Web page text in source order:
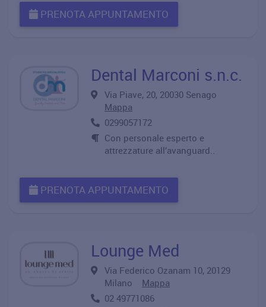
PRENOTA APPUNTAMENTO
Dental Marconi s.n.c.
Via Piave, 20, 20030 Senago
Mappa
0299057172
Con personale esperto e
attrezzature all’avanguard..
PRENOTA APPUNTAMENTO
Lounge Med
Via Federico Ozanam 10, 20129
Milano Mappa
02 49771086